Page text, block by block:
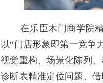
在乐臣木门商学院精
以“门店形象即第一竞争
视觉重构、场景化陈列
诊断表精准定位问题、